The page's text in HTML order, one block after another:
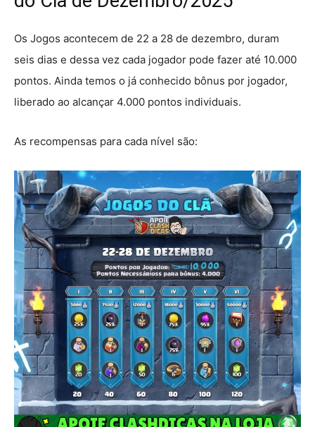
Os Jogos acontecem de 22 a 28 de dezembro, duram
seis dias e dessa vez cada jogador pode fazer até 10.000
pontos. Ainda temos o já conhecido bônus por jogador,
liberado ao alcançar 4.000 pontos individuais.
As recompensas para cada nível são: